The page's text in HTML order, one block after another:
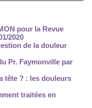
pour la Revue
2020
de la douleur
Pr. Faymonville par
tête ? : les douleurs
traitées en